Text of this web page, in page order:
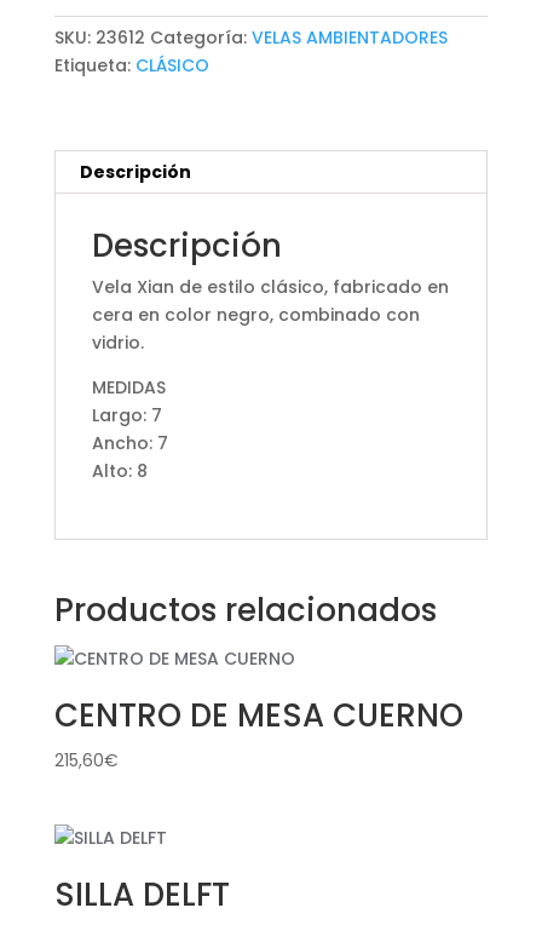
SKU: 23612 Categoría: VELAS AMBIENTADORES
Etiqueta: CLÁSICO
Descripción
Descripción
Vela Xian de estilo clásico, fabricado en
cera en color negro, combinado con
vidrio.
MEDIDAS
Largo: 7
Ancho: 7
Alto: 8
Productos relacionados
CENTRO DE MESA CUERNO
215,60€
SILLA DELFT